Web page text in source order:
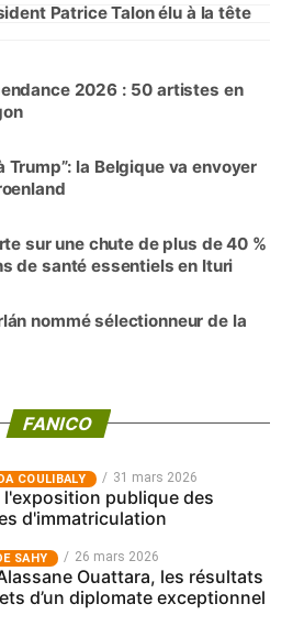
Patrice Talon élu à la tête
2026 : 50 artistes en
Trump”: la Belgique va envoyer
sur une chute de plus de 40 %
de santé essentiels en Ituri
nommé sélectionneur de la
FANICO
COULIBALY 31 mars 2026
l'exposition publique des
d'immatriculation
SAHY 26 mars 2026
Ouattara, les résultats
d’un diplomate exceptionnel